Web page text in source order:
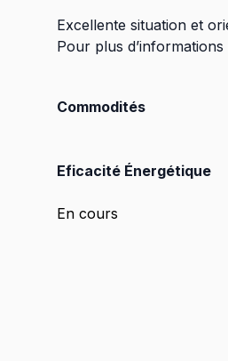
Excellente situation et
Pour plus
Commodités
Eficacité Énergétique
En cours